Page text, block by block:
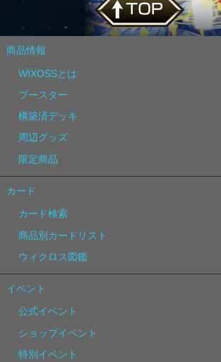
商品情報
WIXOSSとは
ブースター
構築済デッキ
周辺グッズ
限定商品
カード
カード検索
商品別カードリスト
ウィクロス図鑑
イベント
公式イベント
ショップイベント
特別イベント